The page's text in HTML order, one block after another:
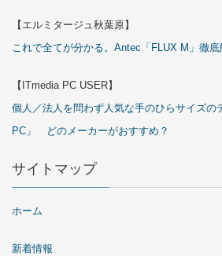
【エルミタージュ秋葉原】
これで全てが分かる。Antec「FLUX M」徹底
【ITmedia PC USER】
個人／法人を問わず人気な手のひらサイズの
PC」 どのメーカーがおすすめ？
サイトマップ
ホーム
新着情報